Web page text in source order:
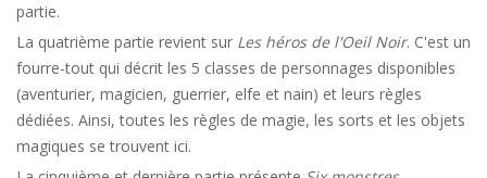
partie.
La quatrième partie revient sur Les héros de l'Oeil Noir. C'est un
fourre-tout qui décrit les 5 classes de personnages disponibles
(aventurier, magicien, guerrier, elfe et nain) et leurs règles
dédiées. Ainsi, toutes les règles de magie, les sorts et les objets
magiques se trouvent ici.